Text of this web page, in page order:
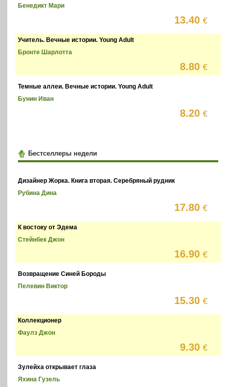
Бенедикт Мари
13.40€
Учитель. Вечные истории. Young Adult
Бронте Шарлотта
8.80€
Темные аллеи. Вечные истории. Young Adult
Бунин Иван
8.20€
Бестселлеры недели
Дизайнер Жорка. Книга вторая. Серебряный рудник
Рубина Дина
17.80€
К востоку от Эдема
Стейнбек Джон
16.90€
Возвращение Синей Бороды
Пелевин Виктор
15.30€
Коллекционер
Фаулз Джон
9.30€
Зулейха открывает глаза
Яхина Гузель